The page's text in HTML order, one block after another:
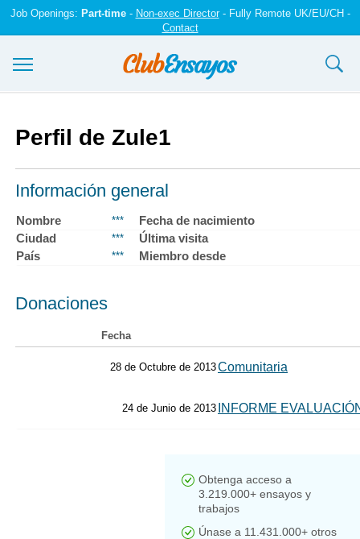
Job Openings: Part-time- Non-exec Director- Fully Remote UK/EU/CH -
Contact
Registrarse
Iniciar sesión
Contáctenos
Perfil de Zule1
Información general
Nombre ***
Fecha de nacimiento
Ciudad
***
Última visita
País
*** Miembro desde
Donaciones
Fecha
28 de Octubre de 2013Comunitaria
24 de Junio de 2013 INFORME
Obtenga acceso a
3.219.000+ ensayos y
trabajos
Únase a 11.431.000+ otros